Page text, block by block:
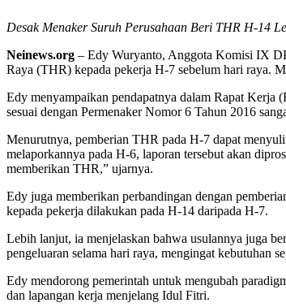
Desak Menaker Suruh Perusahaan Beri THR H-14
Neinews.org – Edy Wuryanto, Anggota Komisi IX
Raya (THR) kepada pekerja H-7 sebelum hari raya.
Edy menyampaikan pendapatnya dalam Rapat Kerja
sesuai dengan Permenaker Nomor 6 Tahun 2016
Menurutnya, pemberian THR pada H-7 dapat
melaporkannya pada H-6, laporan tersebut akan
memberikan THR,” ujarnya.
Edy juga memberikan perbandingan dengan
kepada pekerja dilakukan pada H-14 daripada H-7.
Lebih lanjut, ia menjelaskan bahwa usulannya juga
pengeluaran selama hari raya, mengingat kebutuhan
Edy mendorong pemerintah untuk mengubah
dan lapangan kerja menjelang Idul Fitri.